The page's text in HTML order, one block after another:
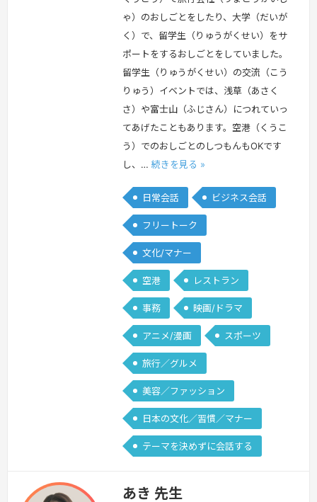
ゃ）のおしごとをしたり、大学（だいが
く）で、留学生（りゅうがくせい）をサ
ポートをするおしごとをしていました。
留学生（りゅうがくせい）の交流（こう
りゅう）イベントでは、浅草（あさく
さ）や富士山（ふじさん）につれていっ
てあげたこともあります。空港（くうこ
う）でのおしごとのしつもんもOKです
し、… 続きを見る »
日常会話 ビジネス会話
フリートーク
文化/マナー
空港 レストラン
事務 映画/ドラマ
アニメ/漫画 スポーツ
旅行／グルメ
美容／ファッション
日本の文化／習慣／マナー
テーマを決めずに会話する
あき 先生